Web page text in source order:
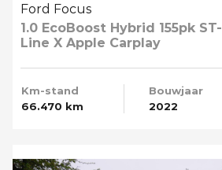
Ford Focus
1.0 EcoBoost Hybrid 155pk ST-
Line X Apple Carplay
Km-stand
66.470 km
Bouwjaar
2022